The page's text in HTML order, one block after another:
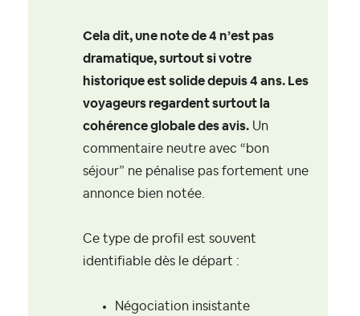
Cela dit, une note de 4 n’est pas
dramatique, surtout si votre
historique est solide depuis 4 ans. Les
voyageurs regardent surtout la
cohérence globale des avis. Un
commentaire neutre avec “bon
séjour” ne pénalise pas fortement une
annonce bien notée.
Ce type de profil est souvent
identifiable dès le départ :
Négociation insistante